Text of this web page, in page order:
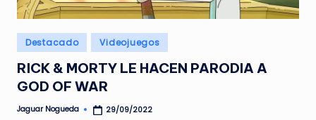
Publicado
en
Destacado Videojuegos
RICK & MORTY LE HACEN PARODIA A
GOD OF WAR
Publicado
Jaguar Nogueda 29/09/2022